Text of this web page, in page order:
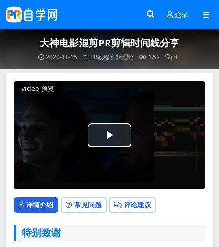
登录
大神电影混剪PR剪辑时间线分享
2020-11-15 PR教程 剪辑理论 1.5K 0
video 预览
Play
详情介绍 常见问题 评论建议
特别致谢